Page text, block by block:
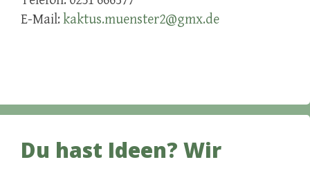
E-Mail: kaktus.muenster2@gmx.de
Du hast Ideen? Wir